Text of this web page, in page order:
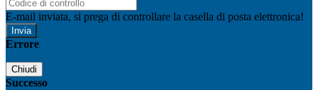
E-mail inviata, si prega di controllare la casella di posta elettronica!
Errore
Chiudi
Successo